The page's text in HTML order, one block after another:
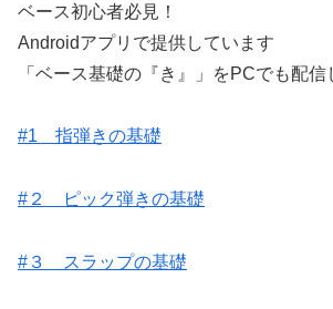
ベース初心者必見！
Androidアプリで提供しています
「ベース基礎の『き』」をPCでも配信
#1 指弾きの基礎
#２ ピック弾きの基礎
#３ スラップの基礎